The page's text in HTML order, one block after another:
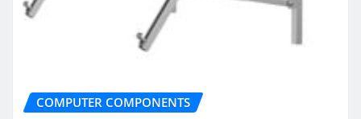
COMPUTER COMPONENTS